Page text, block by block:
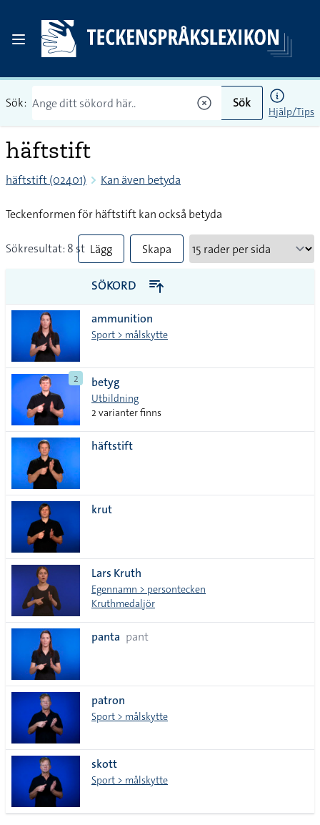
Sök: Sök
Hjälp/Tips
häftstift
häftstift (02401) Kan även betyda
Teckenformen för häftstift kan också betyda
Sökresultat: 8 st Lägg
till
alla i
lista
Skapa
PDF
SÖKORD
ammunition
Sport > målskytte
2 betyg
Utbildning
2 varianter finns
häftstift
krut
Lars Kruth
Egennamn > persontecken
Kruthmedaljör
panta pant
patron
Sport > målskytte
skott
Sport > målskytte